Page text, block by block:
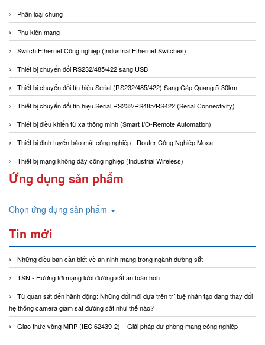
Phân loại chung
Phụ kiện mạng
Switch Ethernet Công nghiệp (Industrial Ethernet Switches)
Thiết bị chuyển đổi RS232/485/422 sang USB
Thiết bị chuyển đổi tín hiệu Serial (RS232/485/422) Sang Cáp Quang 5-30km
Thiết bị chuyển đổi tín hiệu Serial RS232/RS485/RS422 (Serial Connectivity)
Thiết bị điều khiển từ xa thông minh (Smart I/O-Remote Automation)
Thiết bị định tuyến bảo mật công nghiệp - Router Công Nghiệp Moxa
Thiết bị mạng không dây công nghiệp (Industrial Wireless)
Ứng dụng sản phẩm
Chọn ứng dụng sản phẩm
Tin mới
Những điều bạn cần biết về an ninh mạng trong ngành đường sắt
TSN - Hướng tới mạng lưới đường sắt an toàn hơn
Từ quan sát đến hành động: Những đổi mới dựa trên trí tuệ nhân tạo đang thay đổi
hệ thống camera giám sát đường sắt như thế nào?
Giao thức vòng MRP (IEC 62439-2) – Giải pháp dự phòng mạng công nghiệp